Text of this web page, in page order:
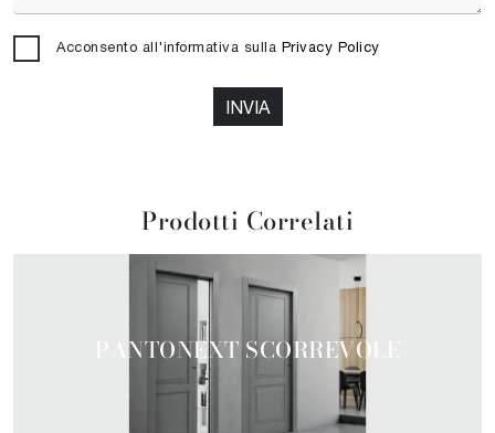
Prodotti Correlati
PANTONEXT SCORREVOLE
Acconsento all'informativa sulla Privacy Policy
INVIA